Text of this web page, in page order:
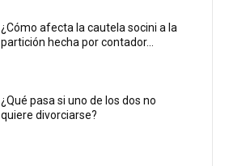
¿Cómo afecta la cautela socini a la
partición hecha por contador...
¿Qué pasa si uno de los dos no
quiere divorciarse?